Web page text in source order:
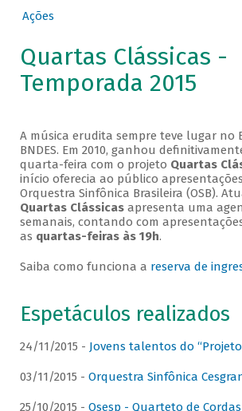
Ações
Quartas Clássicas -
Temporada 2015
A música erudita sempre teve lugar no
BNDES. Em 2010, ganhou
quarta-feira com o projeto Quartas
início oferecia ao público
Orquestra Sinfônica Brasileira (OSB).
Quartas Clássicasapresenta uma
semanais, contando com
as quartas-feiras às 19h.
Saiba como funciona a reserva de
Espetáculos realizados
24/11/2015 - Jovens talentos do
03/11/2015 - Orquestra Sinfônica
25/10/2015 - Osesp - Quarteto de Cordas